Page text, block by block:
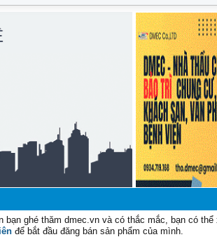
bạn ghé thăm dmec.vn và có thắc mắc, bạn có
để bắt đầu đăng bán sản phẩm của mình.